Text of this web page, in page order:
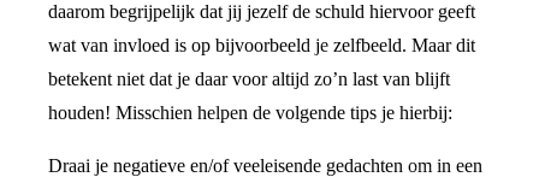
daarom begrijpelijk dat jij jezelf de schuld hiervoor geeft
wat van invloed is op bijvoorbeeld je zelfbeeld. Maar dit
betekent niet dat je daar voor altijd zo’n last van blijft
houden! Misschien helpen de volgende tips je hierbij:
Draai je negatieve en/of veeleisende gedachten om in een